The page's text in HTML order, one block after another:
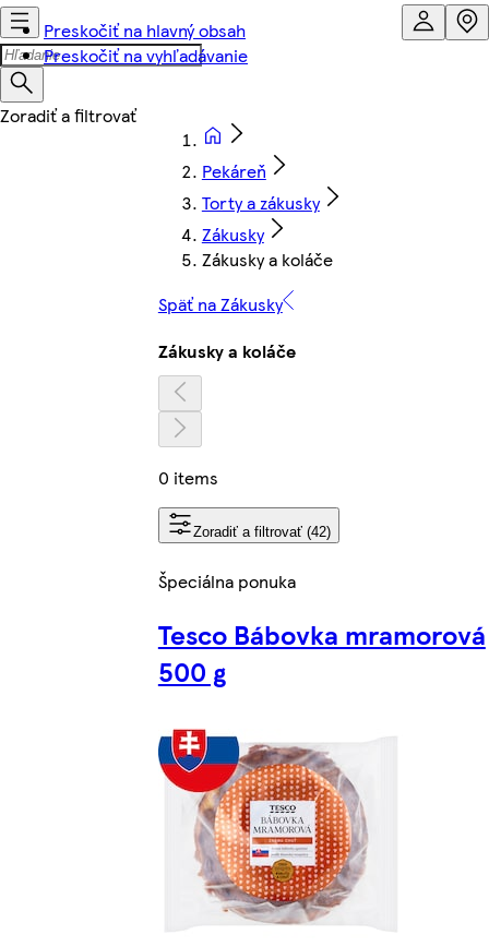
Preskočiť na hlavný obsah
Preskočiť na vyhľadávanie
Pekáreň
Torty a zákusky
Zákusky
Zákusky a koláče
Späť na Zákusky
Zákusky a koláče
0 items
Zoradiť a filtrovať (42)
Špeciálna ponuka
Tesco Bábovka mramorová
500 g